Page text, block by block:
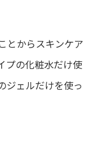
とからスキンケア
プの化粧水だけ使
ジェルだけを使っ